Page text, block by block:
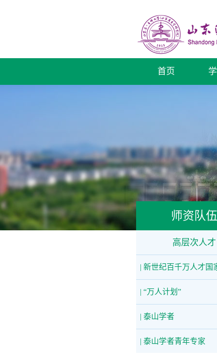
首页
师资队伍
高层次人才
| 新世纪百千万人才国
| “万人计划”
| 泰山学者
| 泰山学者青年专家